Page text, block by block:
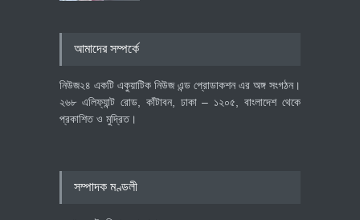
আমাদের সম্পর্কে
নিউজ২৪ একটি একুয়াটিক নিউজ এন্ড প্রোডাকশন এর অঙ্গ সংগঠন।
২৬৮ এলিফ্যান্ট রোড, কাঁটাবন, ঢাকা – ১২০৫, বাংলাদেশ থেকে
প্রকাশিত ও মুদ্রিত।
সম্পাদক মণ্ডলী